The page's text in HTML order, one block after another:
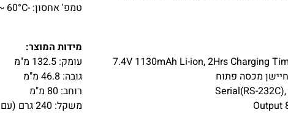
מכסה פתוח
טמפ' אחסון: -20°C ~ 60°C
מידות המוצר:
עומק: 132.5 מ"מ
גובה: 46.8 מ"מ
רוחב: 80 מ"מ
משקל: 240 גרם (עם סוללה)